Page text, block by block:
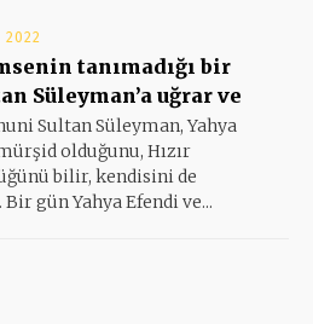
2022
tanımadığı bir
Süleyman’a uğrar ve
Sultan Süleyman, Yahya
olduğunu, Hızır
bilir, kendisini de
gün Yahya Efendi ve...